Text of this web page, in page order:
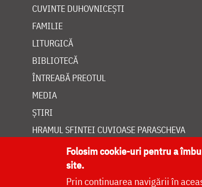
CUVINTE DUHOVNICEȘTI
FAMILIE
LITURGICĂ
BIBLIOTECĂ
ÎNTREABĂ PREOTUL
MEDIA
ȘTIRI
HRAMUL SFINTEI CUVIOASE PARASCHEVA
Folosim cookie-uri pentru a
site.
Prin continuarea navigării în